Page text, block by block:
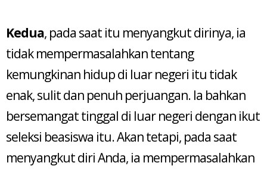
Kedua, pada saat itu menyangkut dirinya, ia
tidak mempermasalahkan tentang
kemungkinan hidup di luar negeri itu tidak
enak, sulit dan penuh perjuangan. Ia bahkan
bersemangat tinggal di luar negeri dengan ikut
seleksi beasiswa itu. Akan tetapi, pada saat
menyangkut diri Anda, ia mempermasalahkan